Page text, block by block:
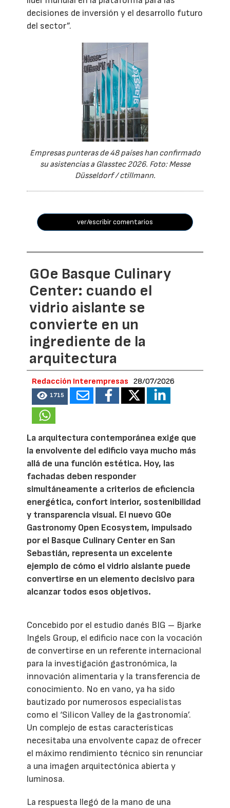
decisiones de inversión y el desarrollo futuro
del sector”.
Empresas punteras de 48 países han confirmado
su asistencias a Glasstec 2026. Foto: Messe
Düsseldorf / ctillmann.
ver/escribir comentarios
GOe Basque Culinary
Center: cuando el
vidrio aislante se
convierte en un
ingrediente de la
arquitectura
Redacción Interempresas 28/07/2026
1715
La arquitectura contemporánea exige que
la envolvente del edificio vaya mucho más
allá de una función estética. Hoy, las
fachadas deben responder
simultáneamente a criterios de eficiencia
energética, confort interior, sostenibilidad
y transparencia visual. El nuevo GOe
Gastronomy Open Ecosystem, impulsado
por el Basque Culinary Center en San
Sebastián, representa un excelente
ejemplo de cómo el vidrio aislante puede
convertirse en un elemento decisivo para
alcanzar todos esos objetivos.
Concebido por el estudio danés BIG – Bjarke
Ingels Group, el edificio nace con la vocación
de convertirse en un referente internacional
para la investigación gastronómica, la
innovación alimentaria y la transferencia de
conocimiento. No en vano, ya ha sido
bautizado por numerosos especialistas
como el ‘Silicon Valley de la gastronomía’.
Un complejo de estas características
necesitaba una envolvente capaz de ofrecer
el máximo rendimiento técnico sin renunciar
a una imagen arquitectónica abierta y
luminosa.
La respuesta llegó de la mano de una